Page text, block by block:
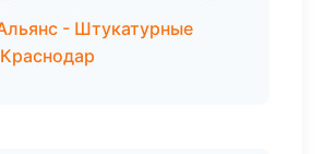
- Штукатурные